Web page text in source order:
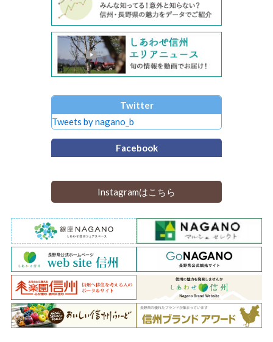
Twitter
Tweets by nagano_b
Facebook
Instagramはこちら